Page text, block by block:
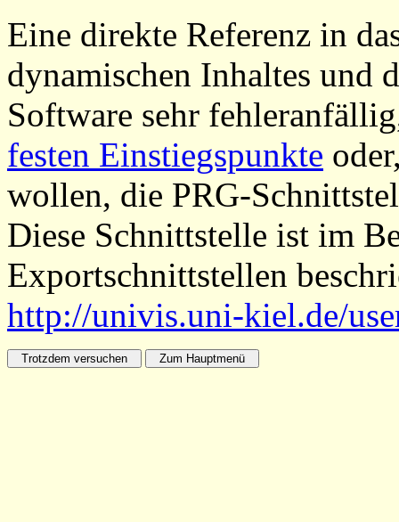
Eine direkte Referenz in
dynamischen Inhaltes und
Software sehr
festen Einstiegspunkte
wollen, die PRG-
Diese Schnittstelle ist im
Exportschnittstellen
http://univis.uni-kiel.de/